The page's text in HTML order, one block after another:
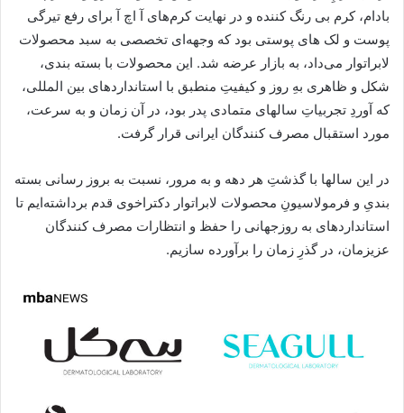
بادام، کرم بی رنگ کننده و در نهایت کرم‌های آ اچ آ برای رفع تیرگی
پوست و لک های پوستی بود که وجهه‌ای تخصصی به سبد محصولات
لابراتوار می‌داد، به بازار عرضه شد. این محصولات با بسته بندی،
شکل و ظاهری بهِ روز و کیفیتِ منطبق با استانداردهای بین المللی،
که آوردِ تجربیاتِ سالهای متمادی پدر بود، در آن زمان و به سرعت،
مورد استقبال مصرف کنندگان ایرانی قرار گرفت.
در این سالها با گذشتِ هر دهه و به مرور، نسبت به بروز رسانی بسته
بندیِ و فرمولاسیونِ محصولات لابراتوار دکتراخوی قدم برداشته‌ایم تا
استانداردهای به روزجهانی را حفظ و انتظارات مصرف کنندگان
عزیزمان، در گذرِ زمان را برآورده سازیم.